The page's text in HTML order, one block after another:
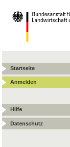
Startseite
Anmelden
Hilfe
Datenschutz